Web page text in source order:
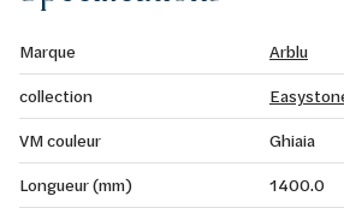
Marque
Arblu
collection
VM couleur
Ghiaia
Longueur (mm)
1400.0